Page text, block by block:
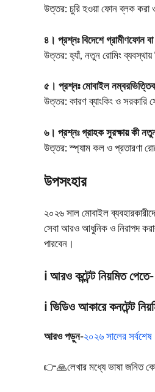
উত্তর: চুরি হওয়া ফোন ব্লক করা ও
৪। প্রশ্নঃ বিদেশে গ্রামীণফোন
উত্তর: হ্যাঁ, নতুন রোমিং
৫। প্রশ্নঃ মোবাইল
উত্তর: কারণ ব্যাংকিং ও সরকারি
৬। প্রশ্নঃ গ্রাহক সুরক্ষায় কী
উত্তর: স্প্যাম কল ও প্রতারণা
উপসংহার
২০২৬ সাল মোবাইল
সেবা আরও আধুনিক ও নিরাপদ
পারবেন।
ℹ️ আরও কন্টেন্ট নিয়মিত পেতে-
ℹ️ ভিডিও আকারে কনটেন্ট
আরও পড়ুন-২০২৬ সালের
👉🙏লেখার মধ্যে ভাষা জনিত